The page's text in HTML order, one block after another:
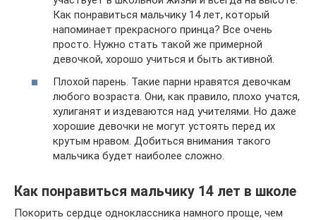
Как понравиться мальчику 14 лет, который
напоминает прекрасного принца? Все очень
просто. Нужно стать такой же примерной
девочкой, хорошо учиться и быть активной.
Плохой парень. Такие парни нравятся девочкам
любого возраста. Они, как правило, плохо учатся,
хулиганят и издеваются над учителями. Но даже
хорошие девочки не могут устоять перед их
крутым нравом. Добиться внимания такого
мальчика будет наиболее сложно.
Как понравиться мальчику 14 лет в школе
Покорить сердце одноклассника намного проще, чем